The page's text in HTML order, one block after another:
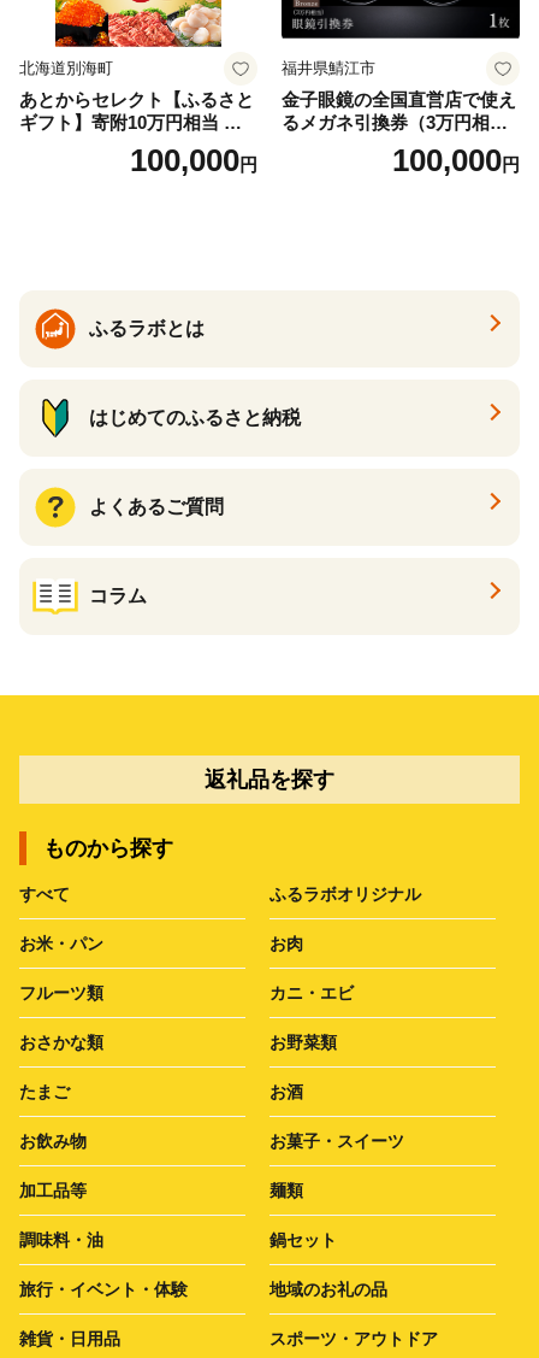
北海道別海町
あとからセレクト【ふるさと
ギフト】寄附10万円相当 あ
とから選べる！ ギフト いく
ら ほたて 海鮮 牛肉 別海町
ギフト ふるさと納税 ）
100,000円
福井県鯖江市
金子眼鏡の全国直営店で使え
るメガネ引換券（3万円相
100,000円
ふるラボとは
はじめてのふるさと納税
よくあるご質問
コラム
返礼品を探す
ものから探す
すべて ふるラボオリジナル
お米・パン お肉
フルーツ類 カニ・エビ
おさかな類 お野菜類
たまご お酒
お飲み物 お菓子・スイーツ
加工品等 麺類
調味料・油 鍋セット
旅行・イベント・体験 地域のお礼の品
雑貨・日用品 スポーツ・アウトドア